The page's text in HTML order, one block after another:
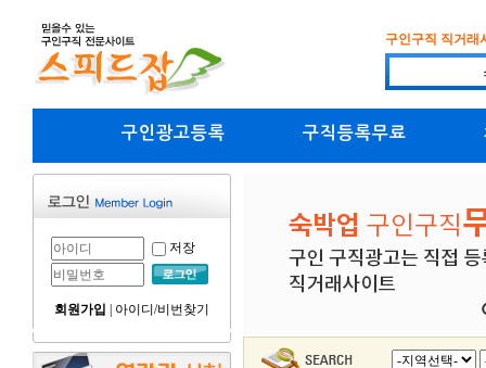
구인구직 직거래
구인광고등록 구직등록무료
저장
회원가입 아이디/비번찾기